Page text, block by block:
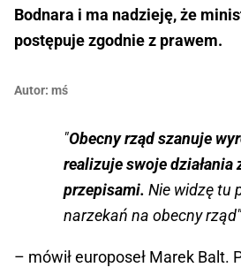
Bodnara i ma nadzieję, że
postępuje zgodnie z prawem.
Autor: mś
"Obecny rząd szanuje
realizuje swoje działania
przepisami. Nie widzę tu
narzekań na obecny rząd"
– mówił europoseł Marek Balt.